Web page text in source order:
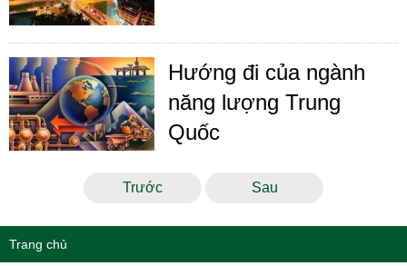
Hướng đi của ngành
năng lượng Trung
Quốc
Trước Sau
Trang chủ